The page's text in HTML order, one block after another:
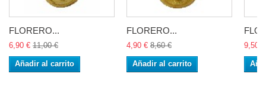
FLORERO...
6,90 € 11,00 €
Añadir al carrito
FLORERO...
4,90 € 8,60 €
Añadir al carrito
9,50 €